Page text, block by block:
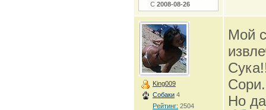
С 2008-08-26
King009
Собаки 4
Рейтинг: 2504
Мой
Но